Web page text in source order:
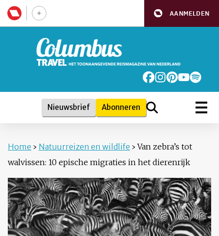
AANMELDEN
Nieuwsbrief Abonneren
Home › Natuurreizen en wildlife › Van zebra’s tot
walvissen: 10 epische migraties in het dierenrijk